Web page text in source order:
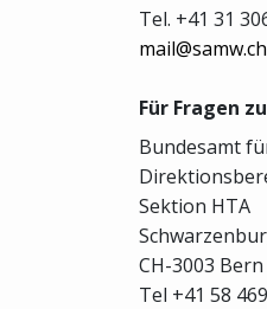
Tel. +41 31
mail@samw.ch
Für Fragen
Bundesamt
Sektion HTA
CH-3003 Bern
Tel +41 58